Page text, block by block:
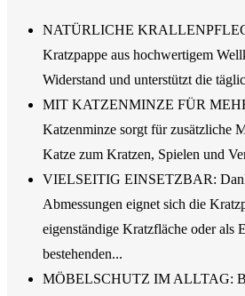
NATÜRLICHE
Kratzpappe aus hochwertigem
Widerstand und unterstützt die
MIT KATZENMINZE FÜR
Katzenminze sorgt für zusätzliche
Katze zum Kratzen, Spielen und
VIELSEITIG EINSETZBAR:
Abmessungen eignet sich die
eigenständige Kratzfläche oder als
bestehenden...
MÖBELSCHUTZ IM ALLTAG: